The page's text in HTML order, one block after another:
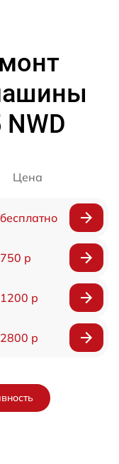
NWD
Цена
бесплатно
750 р
1200 р
2800 р